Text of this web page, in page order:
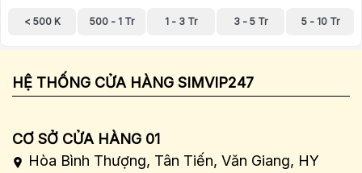
< 500 K 500 - 1 Tr 1 - 3 Tr 3 - 5 Tr 5 - 10 Tr
HỆ THỐNG CỬA HÀNG SIMVIP247
CƠ SỞ CỬA HÀNG 01
Hòa Bình Thượng, Tân Tiến, Văn Giang, HY